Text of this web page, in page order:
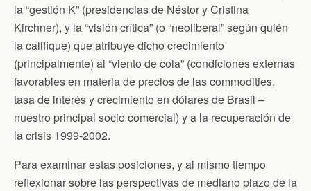
la “gestión K” (presidencias de Néstor y Cristina
Kirchner), y la “visión crítica” (o “neoliberal” según quién
la califique) que atribuye dicho crecimiento
(principalmente) al “viento de cola” (condiciones externas
favorables en materia de precios de las commodities,
tasa de interés y crecimiento en dólares de Brasil –
nuestro principal socio comercial) y a la recuperación de
la crisis 1999-2002.
Para examinar estas posiciones, y al mismo tiempo
reflexionar sobre las perspectivas de mediano plazo de la